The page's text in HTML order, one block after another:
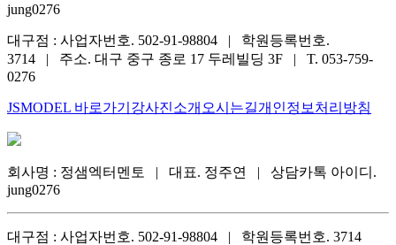
jung0276
대구점 : 사업자번호. 502-91-98804 | 학원등록번호.
3714 | 주소. 대구 중구 종로 17 두레빌딩 3F | T. 053-759-
0276
JSMODEL 바로가기 강사진소개 오시는길개인정보처리방침
회사명 : 정샘엑터멘토 | 대표. 정주연 | 상담카톡 아이디.
jung0276
대구점 : 사업자번호. 502-91-98804 | 학원등록번호. 3714